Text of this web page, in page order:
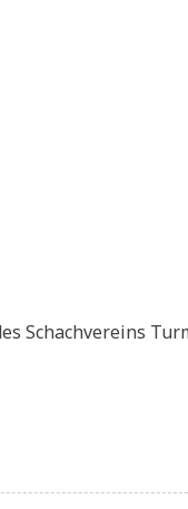
Schachvereins